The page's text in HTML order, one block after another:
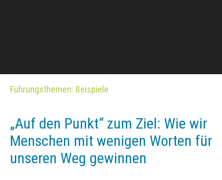
Führungsthemen: Beispiele
„Auf den Punkt“ zum Ziel: Wie wir
Menschen mit wenigen Worten für
unseren Weg gewinnen